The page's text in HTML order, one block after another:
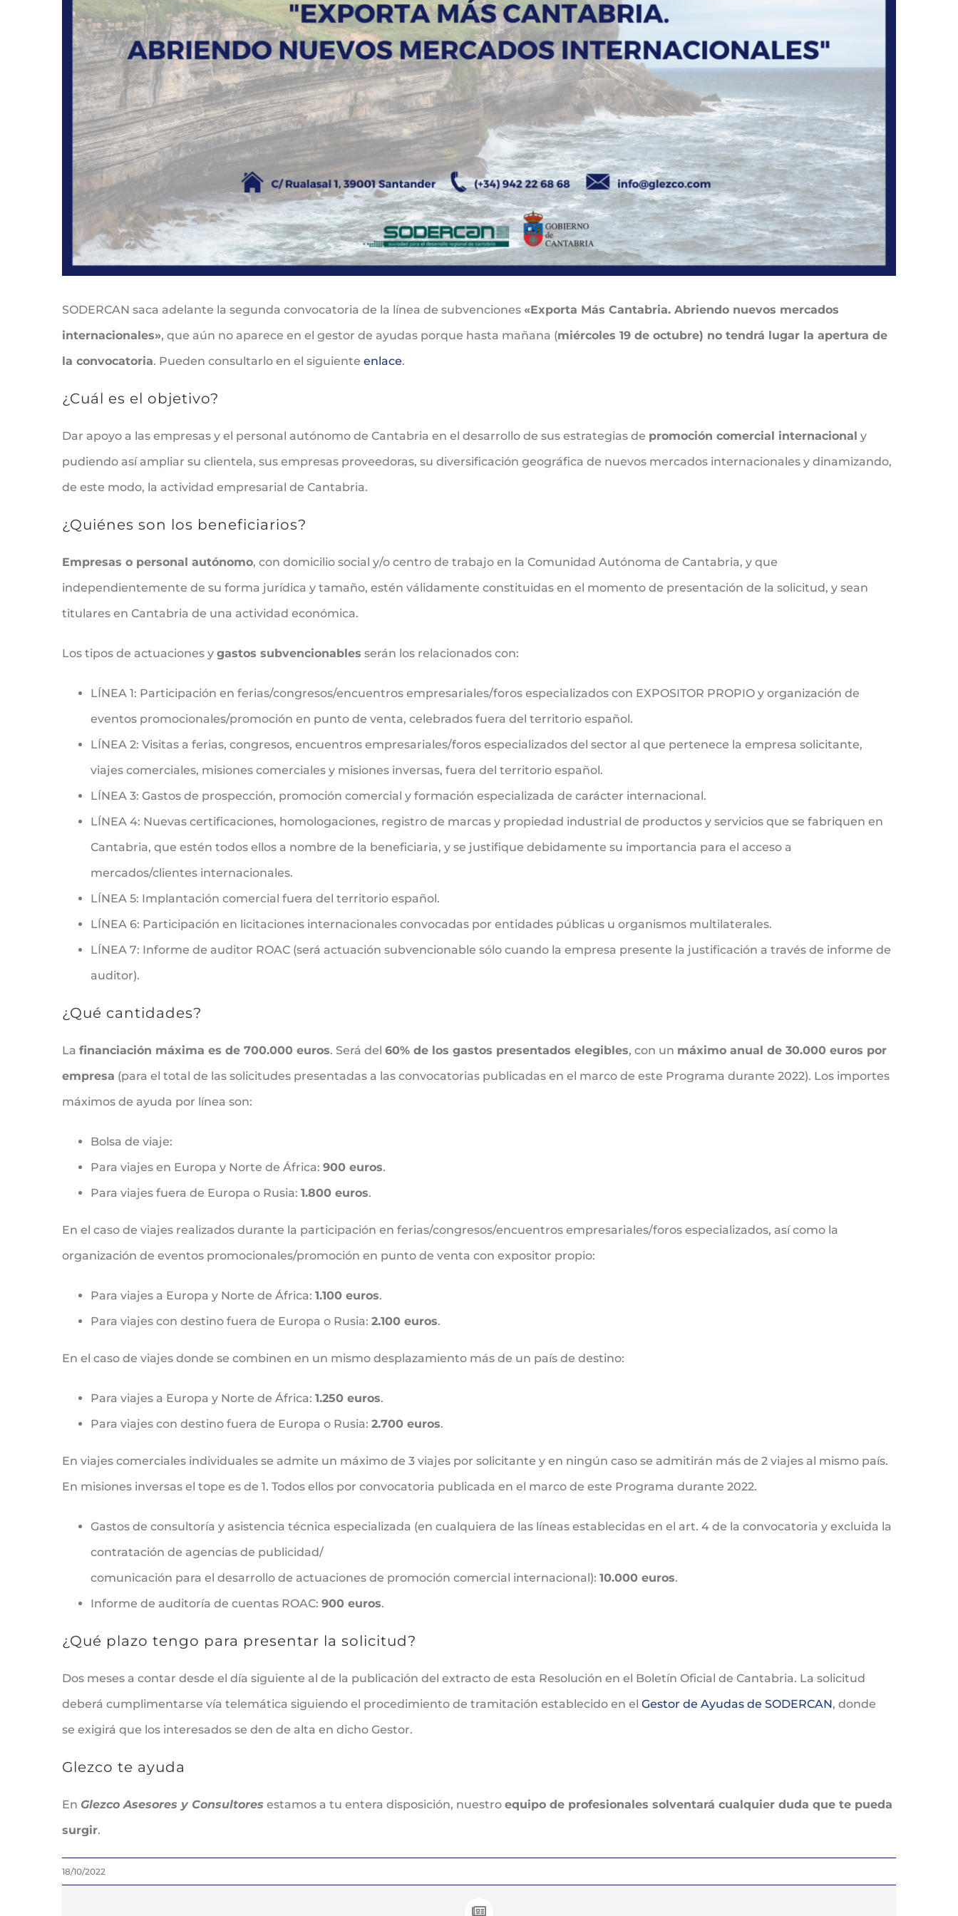
SODERCAN saca adelante la segunda convocatoria de la línea de subvenciones «Exporta Más Cantabria. Abriendo nuevos mercados
internacionales», que aún no aparece en el gestor de ayudas porque hasta mañana (miércoles 19 de octubre) no tendrá lugar la apertura de
la convocatoria. Pueden consultarlo en el siguiente enlace.
¿Cuál es el objetivo?
Dar apoyo a las empresas y el personal autónomo de Cantabria en el desarrollo de sus estrategias de promoción comercial internacional y
pudiendo así ampliar su clientela, sus empresas proveedoras, su diversificación geográfica de nuevos mercados internacionales y dinamizando,
de este modo, la actividad empresarial de Cantabria.
¿Quiénes son los beneficiarios?
Empresas o personal autónomo, con domicilio social y/o centro de trabajo en la Comunidad Autónoma de Cantabria, y que
independientemente de su forma jurídica y tamaño, estén válidamente constituidas en el momento de presentación de la solicitud, y sean
titulares en Cantabria de una actividad económica.
Los tipos de actuaciones y gastos subvencionables serán los relacionados con:
LÍNEA 1: Participación en ferias/congresos/encuentros empresariales/foros especializados con EXPOSITOR PROPIO y organización de
eventos promocionales/promoción en punto de venta, celebrados fuera del territorio español.
LÍNEA 2: Visitas a ferias, congresos, encuentros empresariales/foros especializados del sector al que pertenece la empresa solicitante,
viajes comerciales, misiones comerciales y misiones inversas, fuera del territorio español.
LÍNEA 3: Gastos de prospección, promoción comercial y formación especializada de carácter internacional.
LÍNEA 4: Nuevas certificaciones, homologaciones, registro de marcas y propiedad industrial de productos y servicios que se fabriquen en
Cantabria, que estén todos ellos a nombre de la beneficiaria, y se justifique debidamente su importancia para el acceso a
mercados/clientes internacionales.
LÍNEA 5: Implantación comercial fuera del territorio español.
LÍNEA 6: Participación en licitaciones internacionales convocadas por entidades públicas u organismos multilaterales.
LÍNEA 7: Informe de auditor ROAC (será actuación subvencionable sólo cuando la empresa presente la justificación a través de informe de
auditor).
¿Qué cantidades?
La financiación máxima es de 700.000 euros. Será del 60% de los gastos presentados elegibles, con un máximo anual de 30.000 euros por
empresa (para el total de las solicitudes presentadas a las convocatorias publicadas en el marco de este Programa durante 2022). Los importes
máximos de ayuda por línea son:
Bolsa de viaje:
Para viajes en Europa y Norte de África: 900 euros.
Para viajes fuera de Europa o Rusia: 1.800 euros.
En el caso de viajes realizados durante la participación en ferias/congresos/encuentros empresariales/foros especializados, así como la
organización de eventos promocionales/promoción en punto de venta con expositor propio:
Para viajes a Europa y Norte de África: 1.100 euros.
Para viajes con destino fuera de Europa o Rusia: 2.100 euros.
En el caso de viajes donde se combinen en un mismo desplazamiento más de un país de destino:
Para viajes a Europa y Norte de África: 1.250 euros.
Para viajes con destino fuera de Europa o Rusia: 2.700 euros.
En viajes comerciales individuales se admite un máximo de 3 viajes por solicitante y en ningún caso se admitirán más de 2 viajes al mismo país.
En misiones inversas el tope es de 1. Todos ellos por convocatoria publicada en el marco de este Programa durante 2022.
Gastos de consultoría y asistencia técnica especializada (en cualquiera de las líneas establecidas en el art. 4 de la convocatoria y excluida la
contratación de agencias de publicidad/
comunicación para el desarrollo de actuaciones de promoción comercial internacional): 10.000 euros.
Informe de auditoría de cuentas ROAC: 900 euros.
¿Qué plazo tengo para presentar la solicitud?
Dos meses a contar desde el día siguiente al de la publicación del extracto de esta Resolución en el Boletín Oficial de Cantabria. La solicitud
deberá cumplimentarse vía telemática siguiendo el procedimiento de tramitación establecido en el Gestor de Ayudas de SODERCAN, donde
se exigirá que los interesados se den de alta en dicho Gestor.
Glezco te ayuda
En Glezco Asesores y Consultores estamos a tu entera disposición, nuestro equipo de profesionales solventará cualquier duda que te pueda
surgir.
18/10/2022